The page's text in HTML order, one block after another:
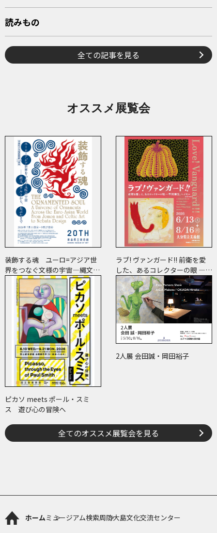
読みもの
全ての記事を見る
オススメ展覧会
装飾する魂 ユーロ=アジア世
界をつなぐ文様の宇宙―縄文、
ケルトから、ねぶたまで
ラブ! ヴァンガード!! 前衛を愛
した、あるコレクターの眼 ―草
間彌生、ヘイター and more
ピカソ meets ポール・スミ
ス 遊び心の冒険へ
2人展 会田誠・岡田裕子
全てのオススメ展覧会を見る
ホームミュージアム検索周防大島文化交流センター